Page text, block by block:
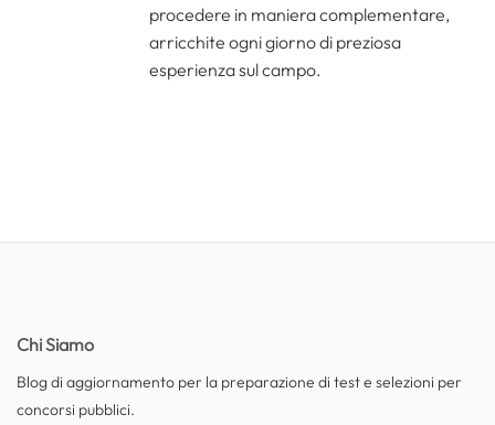
procedere in maniera complementare,
arricchite ogni giorno di preziosa
esperienza sul campo.
Chi Siamo
Blog di aggiornamento per la preparazione di test e selezioni per
concorsi pubblici.